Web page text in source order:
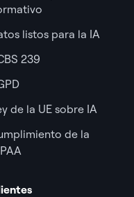
listos para la IA
239
de la UE sobre IA
de la